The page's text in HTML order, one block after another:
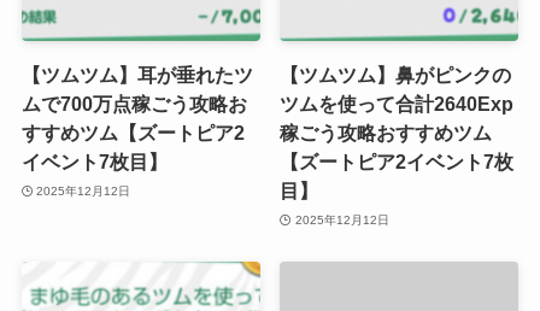
【ツムツム】耳が垂れたツ
ムで700万点稼ごう攻略お
すすめツム【ズートピア2
イベント7枚目】
2025年12月12日
【ツムツム】鼻がピンクの
ツムを使って合計2640Exp
稼ごう攻略おすすめツム
【ズートピア2イベント7枚
目】
2025年12月12日